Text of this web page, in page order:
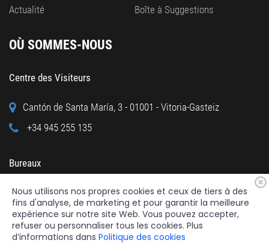
Actualité
Boîte à Suggestions
OÙ SOMMES-NOUS
Centre des Visiteurs
Cantón de Santa María, 3 - 01001 - Vitoria-Gasteiz
+34 945 255 135
Bureaux
Calle Cuchillería, 95 - 01001 - Vitoria-Gasteiz
+34 945 122 160
Nous utilisons nos propres cookies et ceux de tiers à des
fins d'analyse, de marketing et pour garantir la meilleure
expérience sur notre site Web. Vous pouvez accepter,
refuser ou personnaliser tous les cookies. Plus
d’informations dans Politique des cookies